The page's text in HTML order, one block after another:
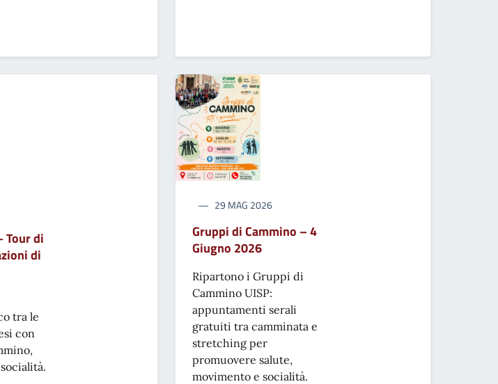
Tour di
di
tra le
con
29 MAG 2026
Gruppi di Cammino – 4
Giugno 2026
Ripartono i Gruppi di
Cammino UISP:
appuntamenti serali
gratuiti tra camminata e
stretching per
promuovere salute,
movimento e socialità.